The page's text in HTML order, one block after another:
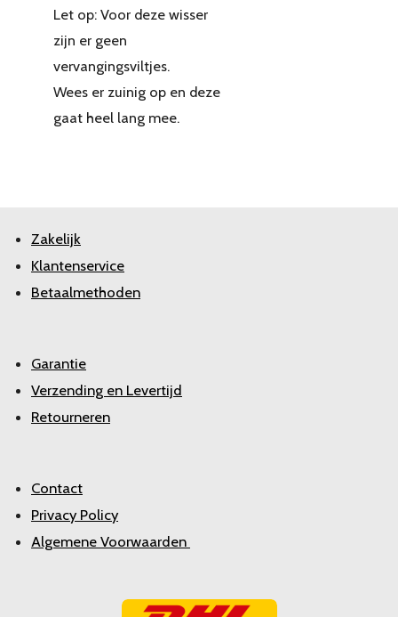
Let op: Voor deze wisser
zijn er geen
vervangingsviltjes.
Wees er zuinig op en deze
gaat heel lang mee.
Zakelijk
Klantenservice
Betaalmethoden
Garantie
Verzending en Levertijd
Retourneren
Contact
Privacy Policy
Algemene Voorwaarden